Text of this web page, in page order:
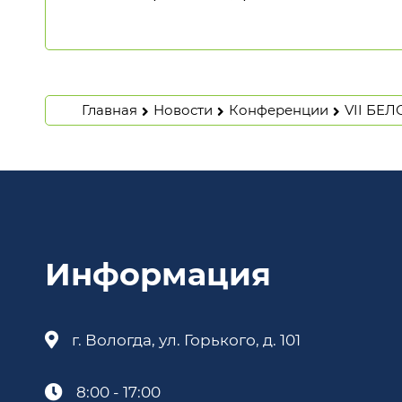
Главная Новости Конференции VII
Информация
г. Вологда, ул. Горького, д. 101
8:00 - 17:00